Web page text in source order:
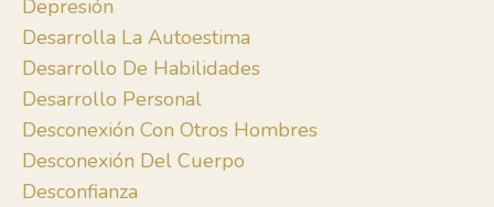
Depresión
Desarrolla La Autoestima
Desarrollo De Habilidades
Desarrollo Personal
Desconexión Con Otros Hombres
Desconexión Del Cuerpo
Desconfianza